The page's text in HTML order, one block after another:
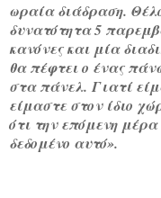
ωραία διάδραση.
δυνατότητα 5
κανόνες και μία
θα πέφτει ο ένας
στα πάνελ. Γιατί
είμαστε στον ίδιο
ότι την επόμενη
δεδομένο αυτό».